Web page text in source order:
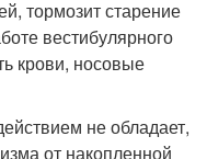
тормозит старение
вестибулярного
крови, носовые
не обладает,
от накопленной